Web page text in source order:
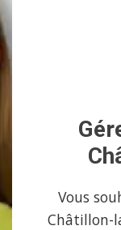
Vous
Châtillon-